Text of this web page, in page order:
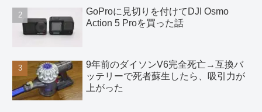
GoProに見切りを付けてDJI Osmo
Action 5 Proを買った話
9年前のダイソンV6完全死亡→互換バ
ッテリーで死者蘇生したら、吸引力が
上がった